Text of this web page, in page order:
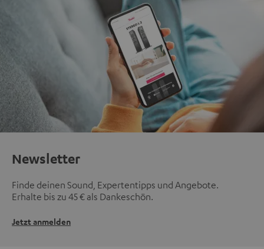
Newsletter
Finde deinen Sound, Expertentipps und Angebote.
Erhalte bis zu 45 € als Dankeschön.
Jetzt anmelden